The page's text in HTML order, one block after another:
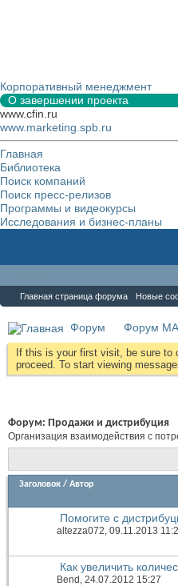
Корпоративный менеджмент
О завершении проекта
www.cfin.ru
www.marketing.spb.ru
Главная
Библиотека
Поиск компаний
Поиск пресс-релизов
Программы и видеокурсы
Исследования и бизнес-планы
Главная страница форума Новые
Форум Форум
If this is your first visit, be sure to
proceed. To start viewing
Форум: Продажи и дистрибуция
Организация взаимодействия с
Заголовок / Автор
Помогите с
altezza072, 09.11.2013
Как увеличить
Bend, 24.07.2012 15:27